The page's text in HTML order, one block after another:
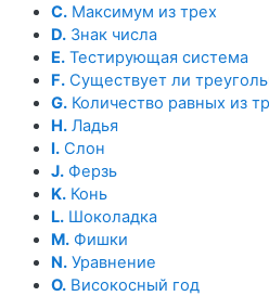
C. Максимум из трех
D. Знак числа
E. Тестирующая система
F. Существует ли
G. Количество равных из
H. Ладья
I. Слон
J. Ферзь
K. Конь
L. Шоколадка
M. Фишки
N. Уравнение
O. Високосный год